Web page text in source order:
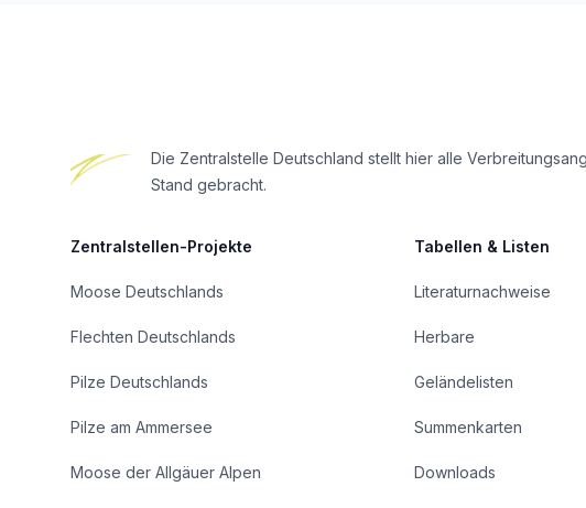
Die Zentralstelle Deutschland stellt hier alle
Stand gebracht.
Zentralstellen-Projekte
Moose Deutschlands
Flechten Deutschlands
Pilze Deutschlands
Pilze am Ammersee
Moose der Allgäuer Alpen
Tabellen & Listen
Literaturnachweise
Herbare
Geländelisten
Summenkarten
Downloads